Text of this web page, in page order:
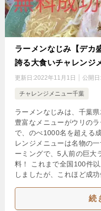
ラーメンなじみ【デカ
誇る大食いチャレンジ
更新日:2022年11月1日 公開日:
チャレンジメニュー千葉
ラーメンなじみは、千葉
豊富なメニューがウリの
で、のべ1000名を超える
レンジメニューは名物の
ーミングで、5人前の巨大
料！ これまで全国100件
しましたが、これほど成
続